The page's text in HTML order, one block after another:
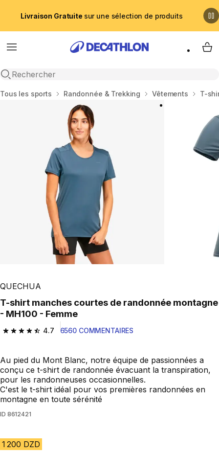
Livraison Gratuite sur une sélection de produits
Menu
Recherche ouverte
My
Accueil
Tous les sports Randonnée & Trekking Vêtements T-
QUECHUA
T-shirt manches courtes de randonnée montagne
- MH100 - Femme
4.7
4.7 out of 5 stars from 6560 reviews
6560 COMMENTAIRES
Au pied du Mont Blanc, notre équipe de passionnées a
conçu ce t-shirt de randonnée évacuant la transpiration,
pour les randonneuses occasionnelles.
C'est le t-shirt idéal pour vos premières randonnées en
montagne en toute sérénité
ID 8612421
1 200 DZD